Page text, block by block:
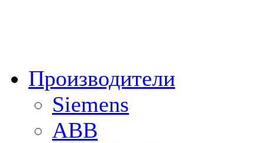
Производители
Siemens
ABB